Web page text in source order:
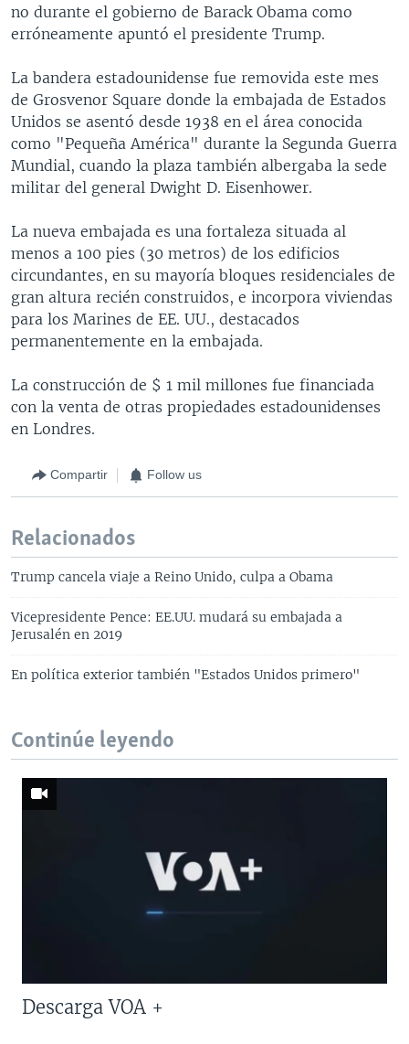
no durante el gobierno de Barack Obama como
erróneamente apuntó el presidente Trump.
La bandera estadounidense fue removida este mes
de Grosvenor Square donde la embajada de Estados
Unidos se asentó desde 1938 en el área conocida
como "Pequeña América" durante la Segunda Guerra
Mundial, cuando la plaza también albergaba la sede
militar del general Dwight D. Eisenhower.
La nueva embajada es una fortaleza situada al
menos a 100 pies (30 metros) de los edificios
circundantes, en su mayoría bloques residenciales de
gran altura recién construidos, e incorpora viviendas
para los Marines de EE. UU., destacados
permanentemente en la embajada.
La construcción de $ 1 mil millones fue financiada
con la venta de otras propiedades estadounidenses
en Londres.
Compartir Follow us
Relacionados
Trump cancela viaje a Reino Unido, culpa a Obama
Vicepresidente Pence: EE.UU. mudará su embajada a
Jerusalén en 2019
En política exterior también "Estados Unidos primero"
Continúe leyendo
Descarga VOA +